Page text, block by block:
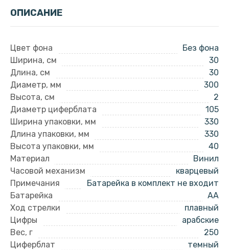
ОПИСАНИЕ
Цвет фона
Без фона
Ширина, см
30
Длина, см
30
Диаметр, мм
300
Высота, см
2
Диаметр циферблата
105
Ширина упаковки, мм
330
Длина упаковки, мм
330
Высота упаковки, мм
40
Материал
Винил
Часовой механизм
кварцевый
Примечания
Батарейка в комплект не входит
Батарейка
AA
Ход стрелки
плавный
Цифры
арабские
Вес, г
250
Циферблат
темный